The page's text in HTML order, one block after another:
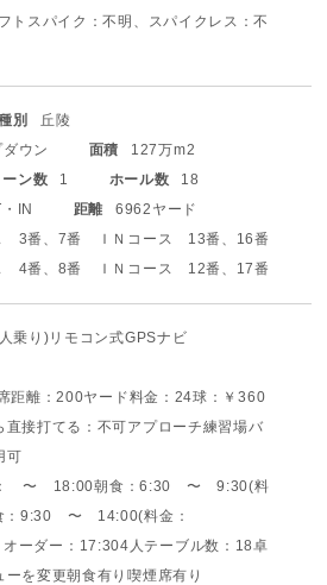
トスパイク：不明、スパイクレス：不
別
丘陵
ウン 面積
127万m2
ーン数 1 ホール数
18
IN 距離
6962ヤード
3番、7番 ＩＮコース 13番、16番
4番、8番 ＩＮコース 12番、17番
乗り) リモコン式GPSナビ
距離：200ヤード料金：24球：￥360
直接打てる：不可アプローチ練習場バ
可
： 〜 18:00朝食：6:30 〜 9:30(料
：9:30 〜 14:00(料金：
オーダー：17:304人テーブル数：18卓
ーを変更朝食有り喫煙席有り